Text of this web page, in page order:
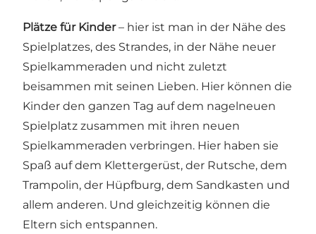
Plätze für Kinder– hier ist man in der Nähe des
Spielplatzes, des Strandes, in der Nähe neuer
Spielkammeraden und nicht zuletzt
beisammen mit seinen Lieben. Hier können die
Kinder den ganzen Tag auf dem nagelneuen
Spielplatz zusammen mit ihren neuen
Spielkammeraden verbringen. Hier haben sie
Spaß auf dem Klettergerüst, der Rutsche, dem
Trampolin, der Hüpfburg, dem Sandkasten und
allem anderen. Und gleichzeitig können die
Eltern sich entspannen.